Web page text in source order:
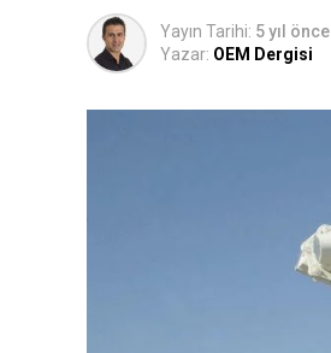
Yayın Tarihi: 5 yıl önce
Yazar: OEM Dergisi